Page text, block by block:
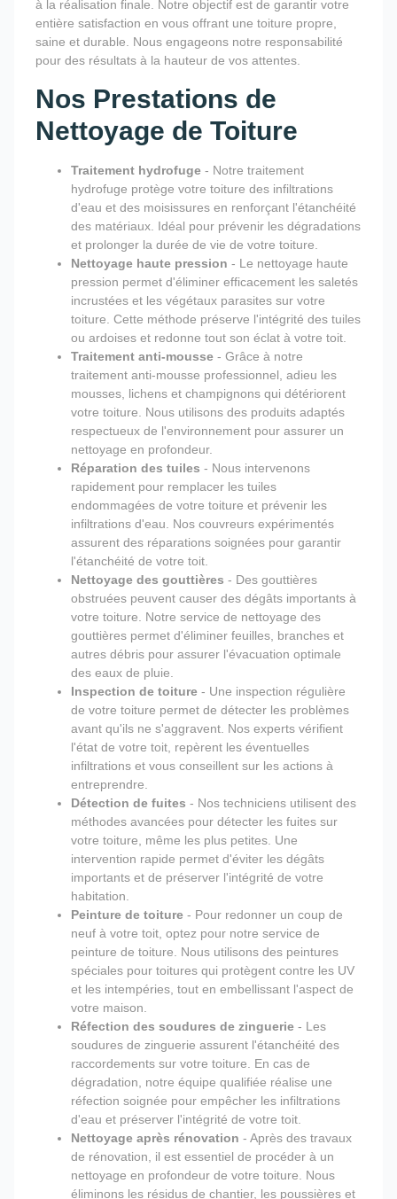
à la réalisation finale. Notre objectif est de garantir votre
entière satisfaction en vous offrant une toiture propre,
saine et durable. Nous engageons notre responsabilité
pour des résultats à la hauteur de vos attentes.
Nos Prestations de
Nettoyage de Toiture
Traitement hydrofuge - Notre traitement
hydrofuge protège votre toiture des infiltrations
d'eau et des moisissures en renforçant l'étanchéité
des matériaux. Idéal pour prévenir les dégradations
et prolonger la durée de vie de votre toiture.
Nettoyage haute pression - Le nettoyage haute
pression permet d'éliminer efficacement les saletés
incrustées et les végétaux parasites sur votre
toiture. Cette méthode préserve l'intégrité des tuiles
ou ardoises et redonne tout son éclat à votre toit.
Traitement anti-mousse - Grâce à notre
traitement anti-mousse professionnel, adieu les
mousses, lichens et champignons qui détériorent
votre toiture. Nous utilisons des produits adaptés
respectueux de l'environnement pour assurer un
nettoyage en profondeur.
Réparation des tuiles - Nous intervenons
rapidement pour remplacer les tuiles
endommagées de votre toiture et prévenir les
infiltrations d'eau. Nos couvreurs expérimentés
assurent des réparations soignées pour garantir
l'étanchéité de votre toit.
Nettoyage des gouttières - Des gouttières
obstruées peuvent causer des dégâts importants à
votre toiture. Notre service de nettoyage des
gouttières permet d'éliminer feuilles, branches et
autres débris pour assurer l'évacuation optimale
des eaux de pluie.
Inspection de toiture - Une inspection régulière
de votre toiture permet de détecter les problèmes
avant qu'ils ne s'aggravent. Nos experts vérifient
l'état de votre toit, repèrent les éventuelles
infiltrations et vous conseillent sur les actions à
entreprendre.
Détection de fuites - Nos techniciens utilisent des
méthodes avancées pour détecter les fuites sur
votre toiture, même les plus petites. Une
intervention rapide permet d'éviter les dégâts
importants et de préserver l'intégrité de votre
habitation.
Peinture de toiture - Pour redonner un coup de
neuf à votre toit, optez pour notre service de
peinture de toiture. Nous utilisons des peintures
spéciales pour toitures qui protègent contre les UV
et les intempéries, tout en embellissant l'aspect de
votre maison.
Réfection des soudures de zinguerie - Les
soudures de zinguerie assurent l'étanchéité des
raccordements sur votre toiture. En cas de
dégradation, notre équipe qualifiée réalise une
réfection soignée pour empêcher les infiltrations
d'eau et préserver l'intégrité de votre toit.
Nettoyage après rénovation - Après des travaux
de rénovation, il est essentiel de procéder à un
nettoyage en profondeur de votre toiture. Nous
éliminons les résidus de chantier, les poussières et